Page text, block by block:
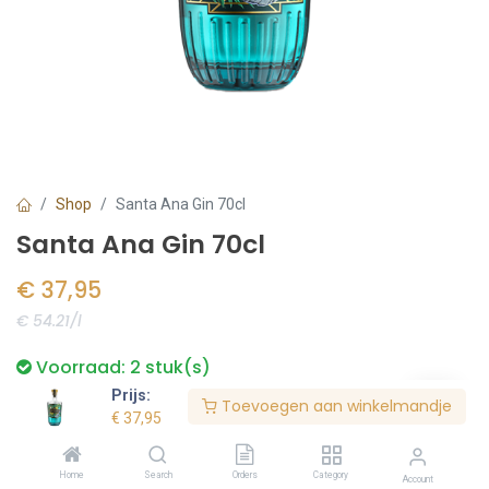
Prijs:
€ 37,95
Toevoegen aan winkelmandje
Home Search Orders Category Account
Shop Santa Ana Gin 70cl
Santa Ana Gin 70cl
€ 37,95
€ 54.21/l
Voorraad: 2 stuk(s)
Bestel nu